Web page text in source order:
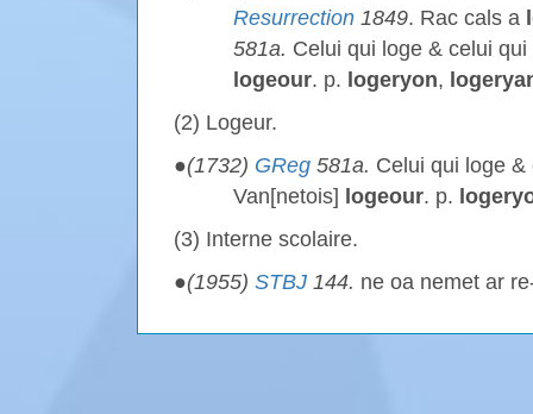
Resurrection 1849. Rac cals a
581a. Celui qui loge & celui
logeour. p. logeryon,
(2) Logeur.
●(1732) GReg 581a. Celui qui loge
Van[netois] logeour. p.
(3) Interne scolaire.
●(1955) STBJ 144. ne oa nemet ar